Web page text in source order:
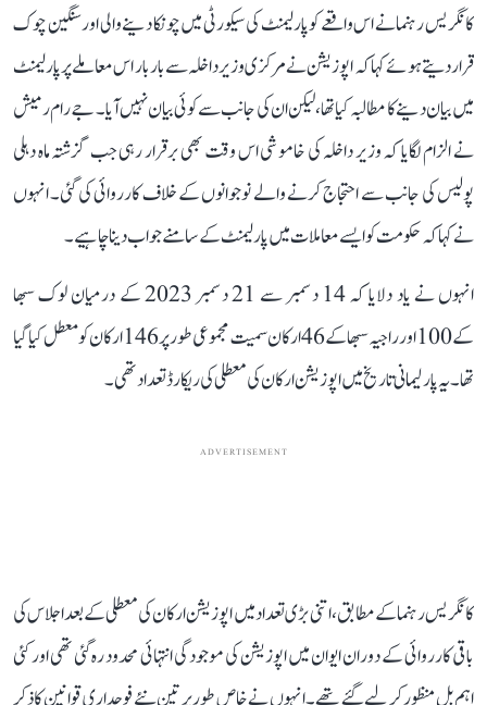
کانگریس رہنما نے اس واقعے کو پارلیمنٹ کی سیکورٹی میں چونکا دینے والی اور سنگین چوک
قرار دیتے ہوئے کہا کہ اپوزیشن نے مرکزی وزیر داخلہ سے بار بار اس معاملے پر پارلیمنٹ
میں بیان دینے کا مطالبہ کیا تھا، لیکن ان کی جانب سے کوئی بیان نہیں آیا۔ جے رام رمیش
نے الزام لگایا کہ وزیر داخلہ کی خاموشی اس وقت بھی برقرار رہی جب گزشتہ ماہ دہلی
پولیس کی جانب سے احتجاج کرنے والے نوجوانوں کے خلاف کارروائی کی گئی۔ انہوں
نے کہا کہ حکومت کو ایسے معاملات میں پارلیمنٹ کے سامنے جواب دینا چاہیے۔
انہوں نے یاد دلایا کہ 14 دسمبر سے 21 دسمبر 2023 کے درمیان لوک سبھا
کے 100 اور راجیہ سبھا کے 46 ارکان سمیت مجموعی طور پر 146 ارکان کو معطل کیا گیا
تھا۔ یہ پارلیمانی تاریخ میں اپوزیشن ارکان کی معطلی کی ریکارڈ تعداد تھی۔
ADVERTISEMENT
کانگریس رہنما کے مطابق، اتنی بڑی تعداد میں اپوزیشن ارکان کی معطلی کے بعد اجلاس کی
باقی کارروائی کے دوران ایوان میں اپوزیشن کی موجودگی انتہائی محدود رہ گئی تھی اور کئی